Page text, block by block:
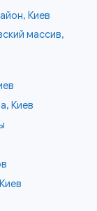
Киев
массив,
Киев